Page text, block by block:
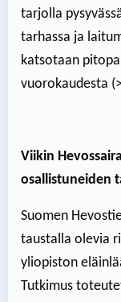
tarjolla
tarhassa ja
katsotaan
vuorokaudesta
Viikin
osallistuneiden
Suomen
taustalla olevia
yliopiston
Tutkimus